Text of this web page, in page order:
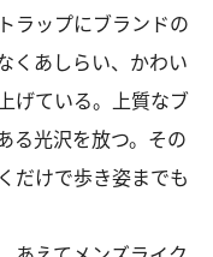
ラップにブランドの
くあしらい、かわい
げている。上質なブ
る光沢を放つ。その
だけで歩き姿までも